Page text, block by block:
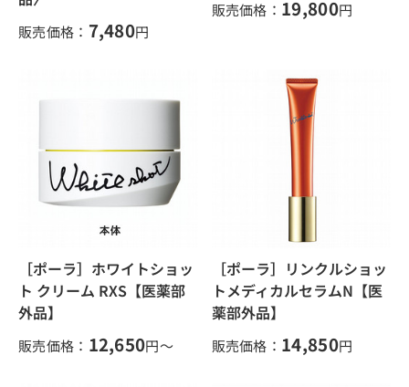
販売価格： 7,480円
販売価格： 19,800円
［ポーラ］ホワイトショッ
ト クリーム RXS【医薬部
外品】
販売価格： 12,650円～
［ポーラ］リンクルショッ
トメディカルセラムN【医
薬部外品】
販売価格： 14,850円